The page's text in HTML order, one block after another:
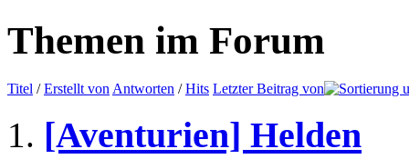
Themen im Forum
Titel /Erstellt von Antworten /Hits Letzter Beitrag von
[Aventurien] Helden